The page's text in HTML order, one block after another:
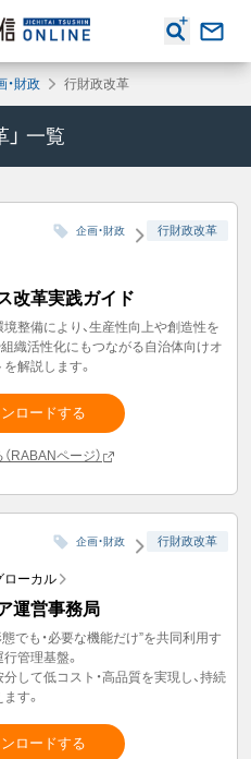
・財政 行財政改革
」 一覧
企画・財政 行財政改革
改革実践ガイド
整備により、生産性向上や創造性を
織活性化にもつながる自治体向けオ
解説します。
ロードする
RABANページ）
企画・財政 行財政改革
ローカル
運営事務局
でも・必要な機能だけ”を共同利用す
管理基盤。
して低コスト・高品質を実現し、持続
す。
ロードする